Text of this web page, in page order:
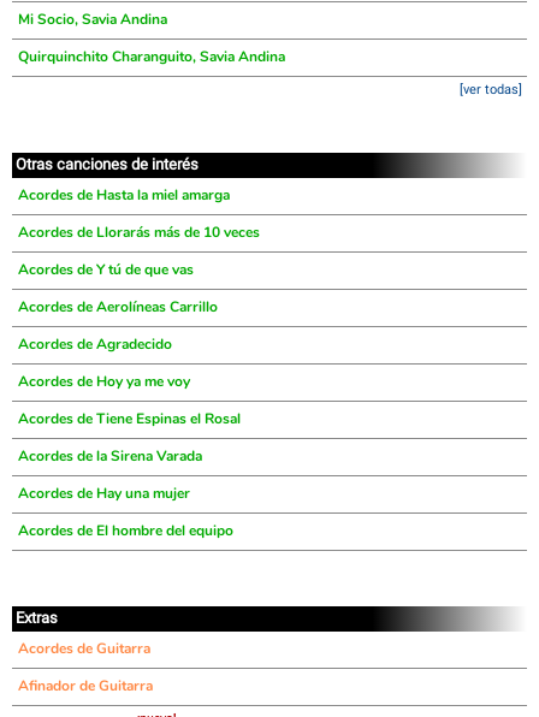
Mi Socio, Savia Andina
Quirquinchito Charanguito, Savia Andina
[ver todas]
Otras canciones de interés
Acordes de Hasta la miel amarga
Acordes de Llorarás más de 10 veces
Acordes de Y tú de que vas
Acordes de Aerolíneas Carrillo
Acordes de Agradecido
Acordes de Hoy ya me voy
Acordes de Tiene Espinas el Rosal
Acordes de la Sirena Varada
Acordes de Hay una mujer
Acordes de El hombre del equipo
Extras
Acordes de Guitarra
Afinador de Guitarra